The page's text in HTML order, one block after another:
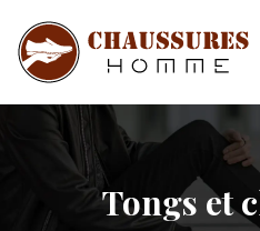
Tongs et